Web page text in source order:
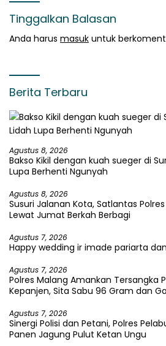
Tinggalkan Balasan
Anda harus masuk untuk
Berita Terbaru
Agustus 8, 2026
Bakso Kikil dengan kuah sueger di
Lupa Berhenti Ngunyah
Agustus 8, 2026
Susuri Jalanan Kota, Satlantas
Lewat Jumat Berkah Berbagi
Agustus 7, 2026
Happy wedding ir imade pariarta
Agustus 7, 2026
Polres Malang Amankan Tersangka
Kepanjen, Sita Sabu 96 Gram dan
Agustus 7, 2026
Sinergi Polisi dan Petani, Polres
Panen Jagung Pulut Ketan Ungu